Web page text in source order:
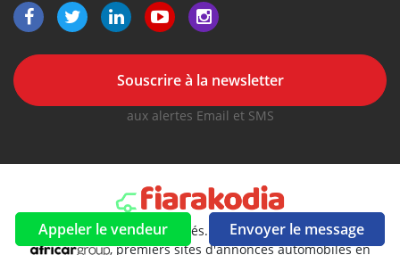
Appeler le vendeur Envoyer le message
Souscrire à la newsletter
aux alertes Email et SMS
2016-2026 Tous droits réservés. Fiarakodia.com fait partie de
, premiers sites d'annonces automobiles en